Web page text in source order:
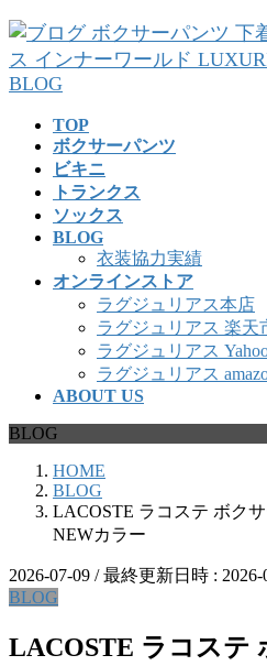
コ
ン
テ
ン
ナ
ビ
ゲ
ー
TOP
ボクサーパンツ
ビキニ
トランクス
ソックス
BLOG
衣装協力実績
オンラインストア
ラグジュリアス本店
ラグジュリアス 楽天
ラグジュリアス
ラグジュリアス
ABOUT US
BLOG
HOME
BLOG
LACOSTE ラコステ ボク
NEWカラー
2026-07-09 / 最終更新日時 : 2026-
BLOG
LACOSTE ラコステ